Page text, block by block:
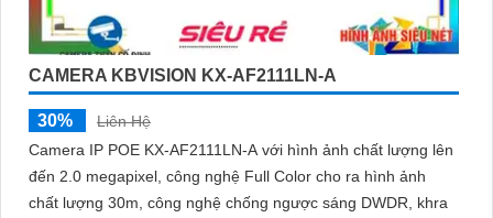
CAMERA KBVISION KX-AF2111LN-A
30%
Liên Hệ
Camera IP POE KX-AF2111LN-A với hình ảnh chất lượng lên
đến 2.0 megapixel, công nghệ Full Color cho ra hình ảnh
chất lượng 30m, công nghệ chống ngược sáng DWDR, khra